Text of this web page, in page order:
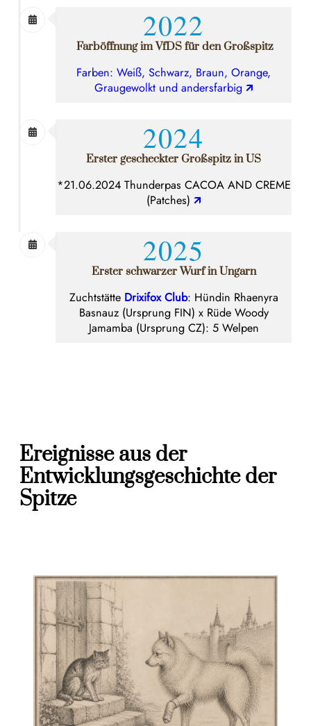
2022
Farböffnung im VfDS für den Großspitz
Farben: Weiß, Schwarz, Braun, Orange,
Graugewolkt und andersfarbig 🡭
2024
Erster gescheckter Großspitz in US
*21.06.2024 Thunderpas CACOA AND CREME
(Patches) 🡭
2025
Erster schwarzer Wurf in Ungarn
Zuchtstätte Drixifox Club: Hündin Rhaenyra
Basnauz (Ursprung FIN) x Rüde Woody
Jamamba (Ursprung CZ): 5 Welpen
Ereignisse aus der
Entwicklungsgeschichte der
Spitze